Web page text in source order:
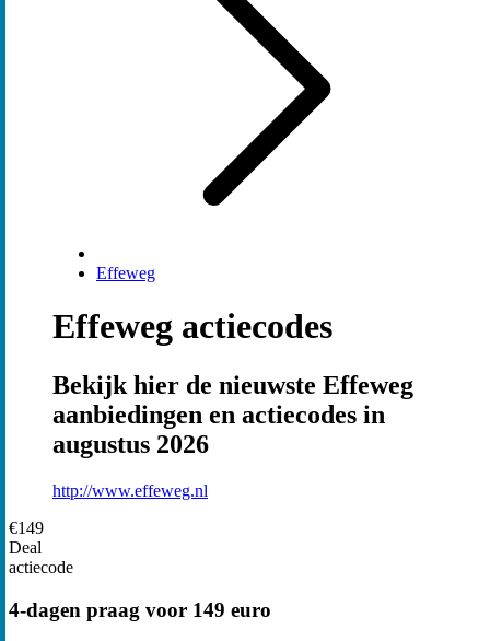
Effeweg
Effeweg actiecodes
Bekijk hier de nieuwste Effeweg
aanbiedingen en actiecodes in
augustus 2026
http://www.effeweg.nl
€149
Deal
actiecode
4-dagen praag voor 149 euro